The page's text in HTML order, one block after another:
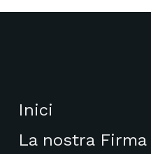
Inici
La nostra Firma